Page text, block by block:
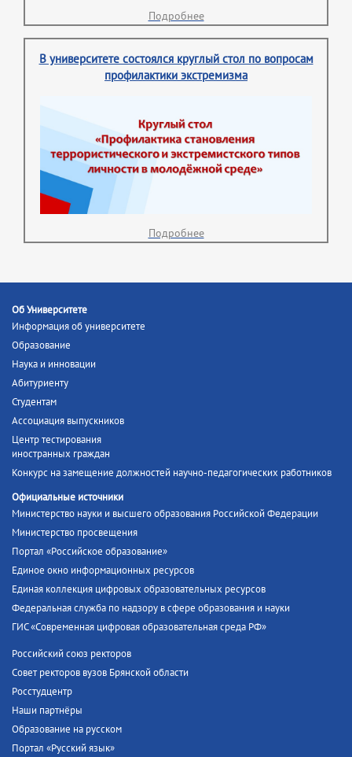
Подробнее
В университете состоялся круглый стол по вопросам
профилактики экстремизма
Подробнее
Об Университете
Информация об университете
Образование
Наука и инновации
Абитуриенту
Студентам
Ассоциация выпускников
Центр тестирования
иностранных граждан
Конкурс на замещение должностей научно-педагогических работников
Официальные источники
Министерство науки и высшего образования Российской Федерации
Министерство просвещения
Портал «Российское образование»
Единое окно информационных ресурсов
Единая коллекция цифровых образовательных ресурсов
Федеральная служба по надзору в сфере образования и науки
ГИС «Современная цифровая образовательная среда РФ»
Российский союз ректоров
Совет ректоров вузов Брянской области
Росстудцентр
Наши партнёры
Образование на русском
Портал «Русский язык»